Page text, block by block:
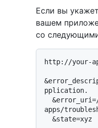
Если вы
вашем
со
http://your-
pplication.
apps/